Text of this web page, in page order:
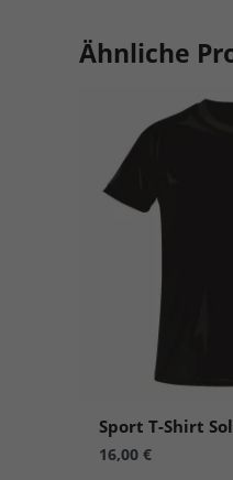
Ähnliche
Sport T-Shirt
16,00 €